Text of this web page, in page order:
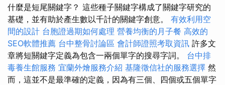
什麼是短尾關鍵字？ 這些種子關鍵字構成了關鍵字研究的
基礎，並有助於產生數以千計的關鍵字創意。 有效利用空
間的設計 台胞證過期如何處理 營養均衡的月子餐 高效的
SEO軟體推薦 台中整骨討論區 會計師證照考取資訊 許多文
章將短關鍵字定義為包含一兩個單字的搜尋字詞。 台中排
毒養生館服務 宜蘭外燴服務介紹 基隆徵信社的服務選擇 然
而，這並不是最準確的定義，因為有三個、四個或五個單字